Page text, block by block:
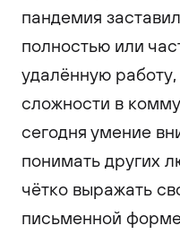
пандемия
полностью или
удалённую
сложности в
сегодня умение
понимать других
чётко выражать
письменной